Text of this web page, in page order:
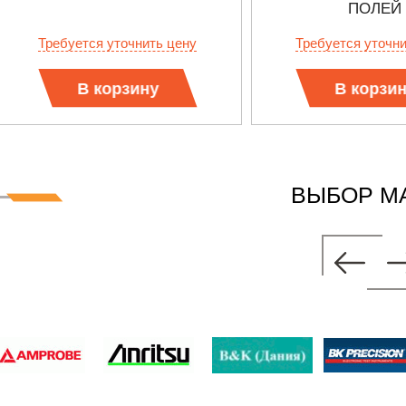
Требуется уточнить цену
В корзину
ПОЛЕЙ
Требуется
В
ВЫБОР